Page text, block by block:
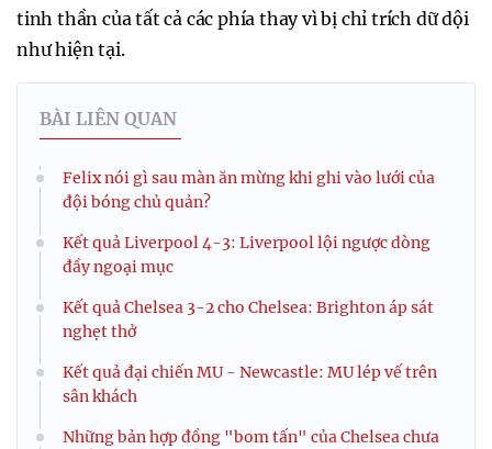
tinh thần của tất cả các phía thay vì bị chỉ trích dữ dội
như hiện tại.
BÀI LIÊN QUAN
Felix nói gì sau màn ăn mừng khi ghi vào lưới của
đội bóng chủ quản?
Kết quả Liverpool 4-3: Liverpool lội ngược dòng
đầy ngoại mục
Kết quả Chelsea 3-2 cho Chelsea: Brighton áp sát
nghẹt thở
Kết quả đại chiến MU - Newcastle: MU lép vế trên
sân khách
Những bản hợp đồng "bom tấn" của Chelsea chưa